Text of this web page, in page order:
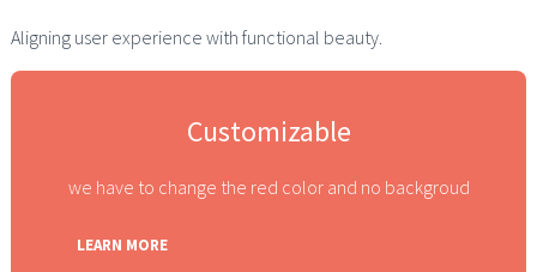
Aligning user experience with functional beauty.
Customizable
we have to change the red color and no backgroud
LEARN MORE